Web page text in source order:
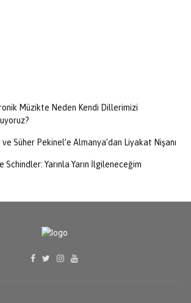
Müzikte Neden Kendi Dillerimizi
ve Süher Pekinel’e Almanya’dan Liyakat Nişanı
Schindler: Yarınla Yarın İlgileneceğim